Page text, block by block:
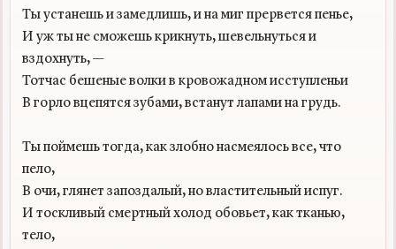
Ты устанешь и замедлишь, и на миг прервется пенье,
И уж ты не сможешь крикнуть, шевельнуться и
вздохнуть, —
Тотчас бешеные волки в кровожадном исступленьи
В горло вцепятся зубами, встанут лапами на грудь.
Ты поймешь тогда, как злобно насмеялось все, что
пело,
В очи, глянет запоздалый, но властительный испуг.
И тоскливый смертный холод обовьет, как тканью,
тело,